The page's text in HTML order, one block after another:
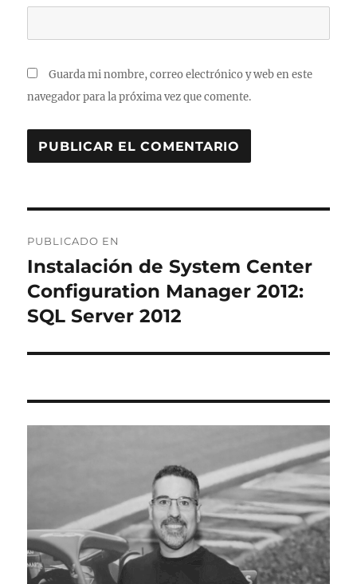
Guarda mi nombre, correo electrónico y web en este
navegador para la próxima vez que comente.
de
entradas
PUBLICADO EN
Instalación de System Center
Configuration Manager 2012:
SQL Server 2012